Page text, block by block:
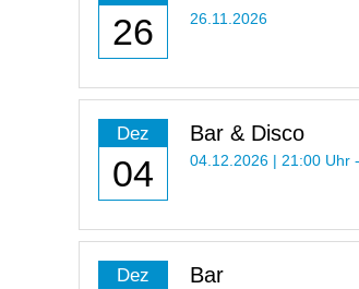
26 26.11.2026
Dez
04
Bar & Disco
04.12.2026 | 21:00 Uhr
Dez Bar